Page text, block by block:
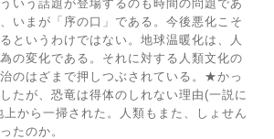
いう話題が登場するのも時間の問題であ
いまが「序の口」である。今後悪化こそ
というわけではない。地球温暖化は、人
の変化である。それに対する人類文化の
のはざまで押しつぶされている。★かっ
たが、恐竜は得体のしれない理由(一説に
から一掃された。人類もまた、しょせん
たのか。